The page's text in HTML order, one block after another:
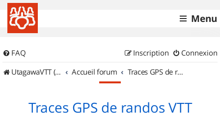
Menu
FAQ Connexion
Inscription
UtagawaVTT (Randos VTT et VTTAE avec traces GPS)
Accueil forum Traces GPS de randos VTT
Traces GPS de randos VTT